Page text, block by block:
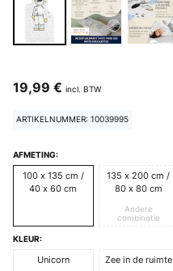
19,99 € incl. BTW
ARTIKELNUMMER: 10039995
AFMETING:
100 x 135 cm /
40 x 60 cm
135 x 200 cm /
80 x 80 cm
Andere
combinatie
KLEUR:
Unicorn Zee in de ruimte